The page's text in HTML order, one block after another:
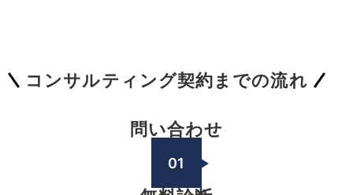
コンサルティング契約までの流れ
問い合わせ
01